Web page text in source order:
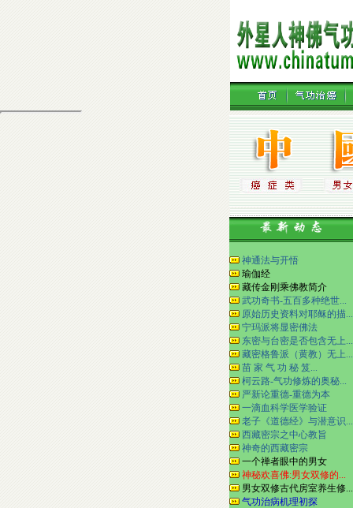
神通法与开悟
瑜伽经
藏传金刚乘佛教简介
武功奇书-五百多种绝世...
原始历史资料对耶稣的描...
宁玛派将显密佛法
东密与台密是否包含无上...
藏密格鲁派（黄教）无上...
苗 家 气 功 秘 笈...
柯云路-气功修炼的奥秘...
严新论重德-重德为本
一滴血科学医学验证
老子《道德经》与潜意识...
西藏密宗之中心教旨
神奇的西藏密宗
一个禅者眼中的男女
神秘欢喜佛:男女双修的...
男女双修古代房室养生修...
气功治病机理初探